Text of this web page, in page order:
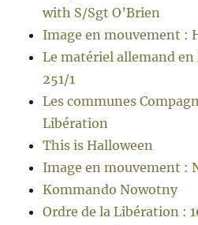
with S/Sgt O’Brien
Image en mouvement :
Le matériel allemand en
251/1
Les communes
Libération
This is Halloween
Image en mouvement :
Kommando Nowotny
Ordre de la Libération :